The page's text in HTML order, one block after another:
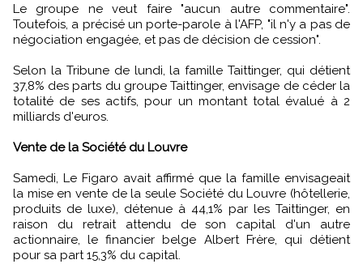
Le groupe ne veut faire "aucun autre commentaire".
Toutefois, a précisé un porte-parole à l'AFP, "il n'y a pas de
négociation engagée, et pas de décision de cession".
Selon la Tribune de lundi, la famille Taittinger, qui détient
37,8% des parts du groupe Taittinger, envisage de céder la
totalité de ses actifs, pour un montant total évalué à 2
milliards d'euros.
Vente de la Société du Louvre
Samedi, Le Figaro avait affirmé que la famille envisageait
la mise en vente de la seule Société du Louvre (hôtellerie,
produits de luxe), détenue à 44,1% par les Taittinger, en
raison du retrait attendu de son capital d'un autre
actionnaire, le financier belge Albert Frère, qui détient
pour sa part 15,3% du capital.